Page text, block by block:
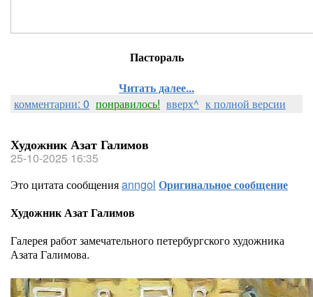
Пастораль
Читать далее...
комментарии: 0 понравилось! вверх^ к полной версии
Художник Азат Галимов
25-10-2025 16:35
Это цитата сообщенияanngol Оригинальное сообщение
Художник Азат Галимов
Галерея работ замечательного петербургского художника
Азата Галимова.